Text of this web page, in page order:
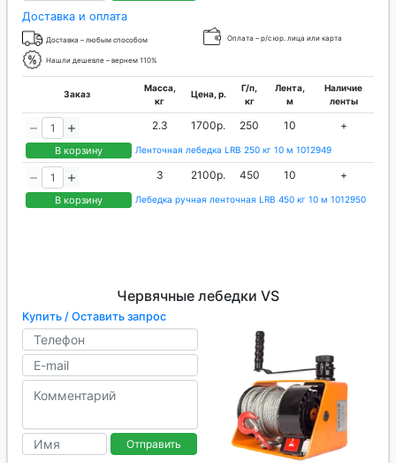
Доставка и оплата
Доставка – любым способом Оплата – р/с юр. лица или карта
Нашли дешевле – вернем 110%
Заказ
Масса,
кг
Цена, р.
Г/п,
кг
Лента,
м
Наличие
ленты
В корзину
2.3 1700р. 250 10 +
Ленточная лебедка LRB 250 кг 10 м 1012949
В корзину
3 2100р. 450 10 +
Лебедка ручная ленточная LRB 450 кг 10 м 1012950
Червячные лебедки VS
Купить / Оставить запрос
Отправить